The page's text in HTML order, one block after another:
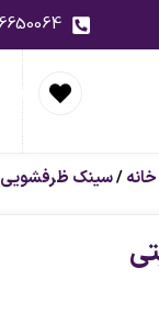
خانه/سینک ظرفشویی